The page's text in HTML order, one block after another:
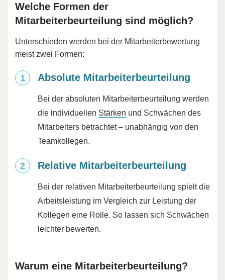
Welche Formen der
Mitarbeiterbeurteilung sind möglich?
Unterschieden werden bei der Mitarbeiterbewertung
meist zwei Formen:
Absolute Mitarbeiterbeurteilung
Bei der absoluten Mitarbeiterbeurteilung werden
die individuellen Stärken und Schwächen des
Mitarbeiters betrachtet – unabhängig von den
Teamkollegen.
Relative Mitarbeiterbeurteilung
Bei der relativen Mitarbeiterbeurteilung spielt die
Arbeitsleistung im Vergleich zur Leistung der
Kollegen eine Rolle. So lassen sich Schwächen
leichter bewerten.
Warum eine Mitarbeiterbeurteilung?